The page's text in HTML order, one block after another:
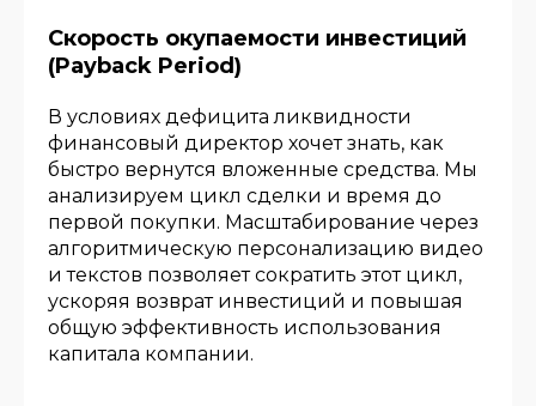
Скорость окупаемости инвестиций
(Payback Period)
В условиях дефицита ликвидности
финансовый директор хочет знать, как
быстро вернутся вложенные средства. Мы
анализируем цикл сделки и время до
первой покупки. Масштабирование через
алгоритмическую персонализацию видео
и текстов позволяет сократить этот цикл,
ускоряя возврат инвестиций и повышая
общую эффективность использования
капитала компании.